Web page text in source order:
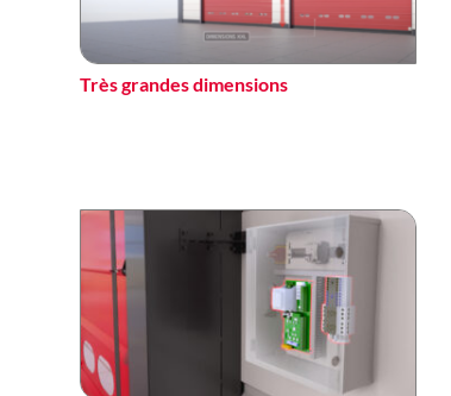
Très grandes dimensions